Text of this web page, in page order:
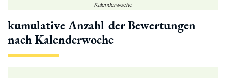
Kalenderwoche
kumulative Anzahl der Bewertungen
nach Kalenderwoche